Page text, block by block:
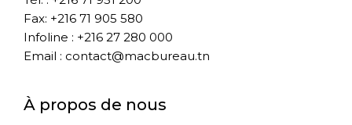
Fax: +216 71 905 580
Infoline : +216 27 280 000
Email : contact@macbureau.tn
À propos de nous